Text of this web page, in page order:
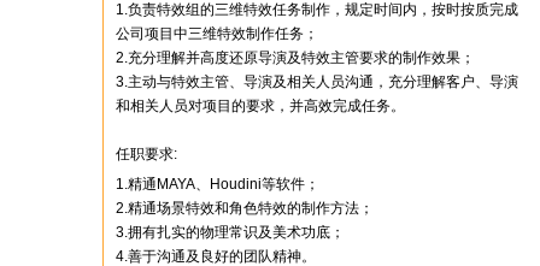
1.负责特效组的三维特效任务制作，规定时间内，按时按质完成
公司项目中三维特效制作任务；
2.充分理解并高度还原导演及特效主管要求的制作效果；
3.主动与特效主管、导演及相关人员沟通，充分理解客户、导演
和相关人员对项目的要求，并高效完成任务。
任职要求:
1.精通MAYA、Houdini等软件；
2.精通场景特效和角色特效的制作方法；
3.拥有扎实的物理常识及美术功底；
4.善于沟通及良好的团队精神。